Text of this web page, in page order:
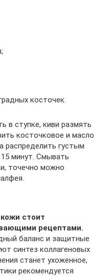
косточек.
в ступке, киви размять
косточковое и масло
распределить густым
минут. Смывать
точечно можно
стоит
рецептами.
баланс и защитные
синтез коллагеновых
станет ухоженное,
рекомендуется